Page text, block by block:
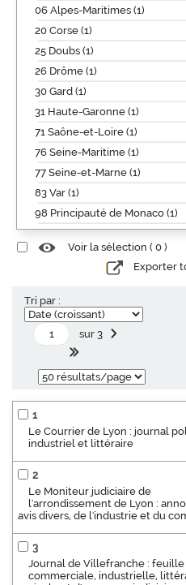
06 Alpes-Maritimes (1)
20 Corse (1)
25 Doubs (1)
26 Drôme (1)
30 Gard (1)
31 Haute-Garonne (1)
71 Saône-et-Loire (1)
76 Seine-Maritime (1)
77 Seine-et-Marne (1)
83 Var (1)
98 Principauté de Monaco (1)
Voir la sélection ( 0 )
Exporter
Tri par :
sur 3
1
Le Courrier de Lyon : journal
industriel et littéraire
2
Le Moniteur judiciaire de
l'arrondissement de Lyon :
avis divers, de l'industrie et du
3
Journal de Villefranche : feuille
commerciale, industrielle,